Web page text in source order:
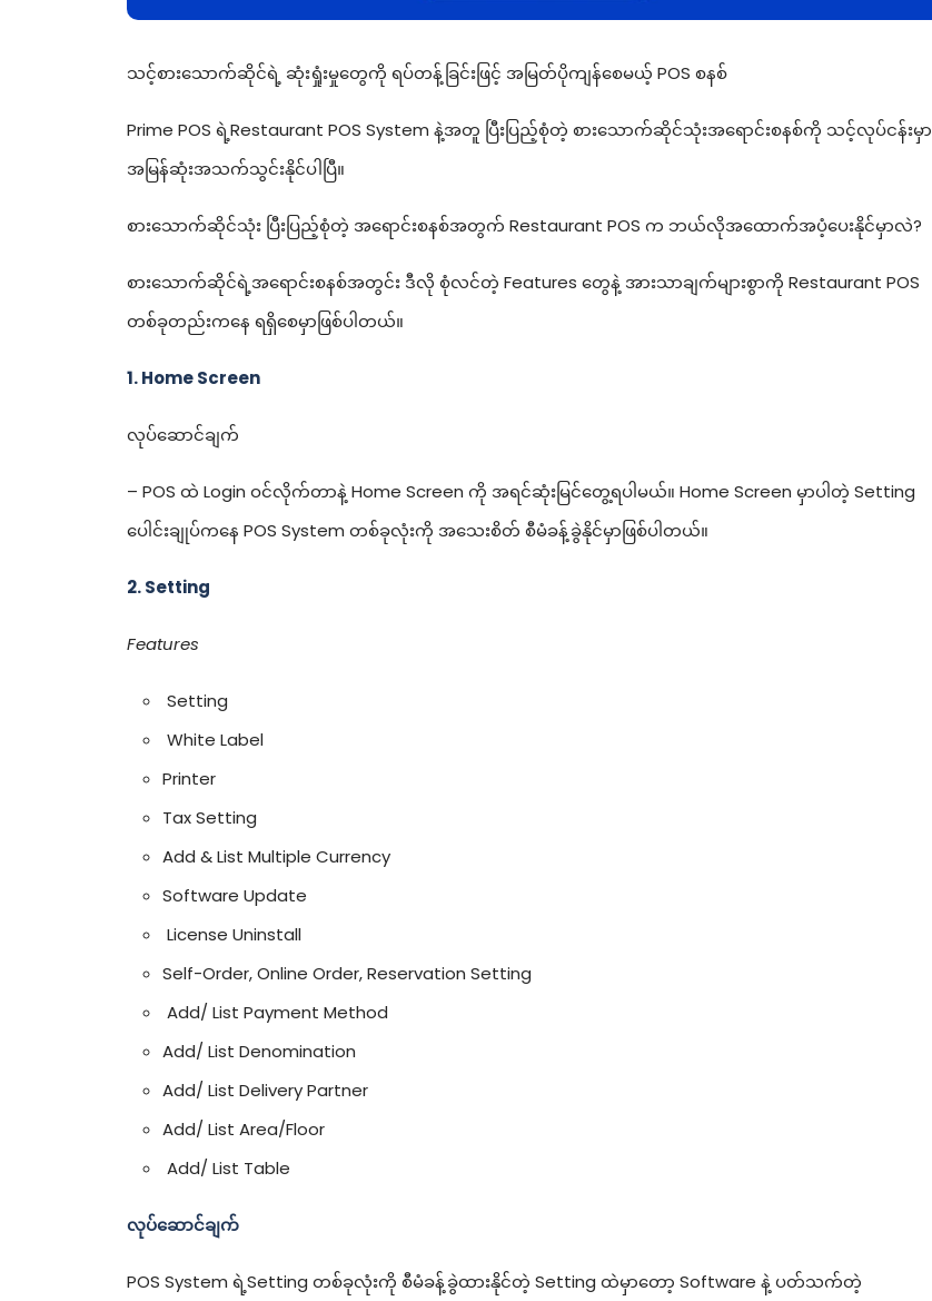
သင့်စားသောက်ဆိုင်ရဲ့ ဆုံးရှုံးမှုတွေကို ရပ်တန့်ခြင်းဖြင့် အမြတ်ပိုကျန်စေမယ့် POS စနစ်
Prime POS ရဲ့Restaurant POS System နဲ့အတူ ပြီးပြည့်စုံတဲ့ စားသောက်ဆိုင်သုံးအရောင်းစနစ်ကို သင့်လုပ်ငန်းမှာ
အမြန်ဆုံးအသက်သွင်းနိုင်ပါပြီ။
စားသောက်ဆိုင်သုံး ပြီးပြည့်စုံတဲ့ အရောင်းစနစ်အတွက် Restaurant POS က ဘယ်လိုအထောက်အပံ့ပေးနိုင်မှာလဲ?
စားသောက်ဆိုင်ရဲ့အရောင်းစနစ်အတွင်း ဒီလို စုံလင်တဲ့ Features တွေနဲ့ အားသာချက်များစွာကို Restaurant POS
တစ်ခုတည်းကနေ ရရှိစေမှာဖြစ်ပါတယ်။
1. Home Screen
လုပ်ဆောင်ချက်
– POS ထဲ Login ဝင်လိုက်တာနဲ့ Home Screen ကို အရင်ဆုံးမြင်တွေ့ရပါမယ်။ Home Screen မှာပါတဲ့ Setting
ပေါင်းချုပ်ကနေ POS System တစ်ခုလုံးကို အသေးစိတ် စီမံခန့်ခွဲနိုင်မှာဖြစ်ပါတယ်။
2. Setting
Features
Setting
White Label
Printer
Tax Setting
Add & List Multiple Currency
Software Update
License Uninstall
Self-Order, Online Order, Reservation Setting
Add/ List Payment Method
Add/ List Denomination
Add/ List Delivery Partner
Add/ List Area/Floor
Add/ List Table
လုပ်ဆောင်ချက်
POS System ရဲ့Setting တစ်ခုလုံးကို စီမံခန့်ခွဲထားနိုင်တဲ့ Setting ထဲမှာတော့ Software နဲ့ ပတ်သက်တဲ့